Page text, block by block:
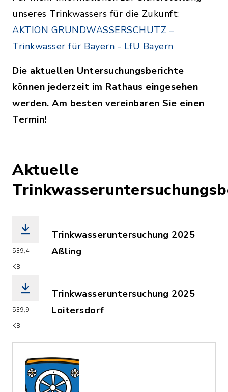
unseres Trinkwassers für die Zukunft:
AKTION GRUNDWASSERSCHUTZ –
Trinkwasser für Bayern - LfU Bayern
Die aktuellen Untersuchungsberichte
können jederzeit im Rathaus eingesehen
werden. Am besten vereinbaren Sie einen
Termin!
Aktuelle
539,4
KB
Trinkwasseruntersuchung 2025
Aßling
539,9
KB
Trinkwasseruntersuchung 2025
Loitersdorf